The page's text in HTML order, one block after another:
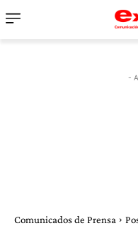
-
Comunicados de Prensa